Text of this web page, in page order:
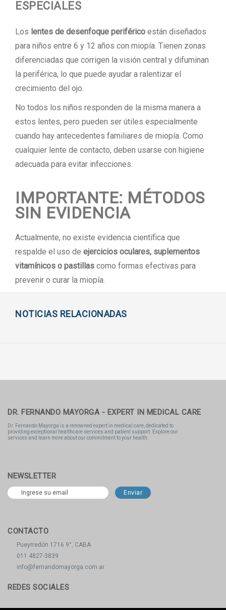
ESPECIALES
Los lentes de desenfoque periférico están diseñados
para niños entre 6 y 12 años con miopía. Tienen zonas
diferenciadas que corrigen la visión central y difuminan
la periférica, lo que puede ayudar a ralentizar el
crecimiento del ojo.
No todos los niños responden de la misma manera a
estos lentes, pero pueden ser útiles especialmente
cuando hay antecedentes familiares de miopía. Como
cualquier lente de contacto, deben usarse con higiene
adecuada para evitar infecciones.
IMPORTANTE: MÉTODOS
SIN EVIDENCIA
Actualmente, no existe evidencia científica que
respalde el uso de ejercicios oculares, suplementos
vitamínicos o pastillas como formas efectivas para
prevenir o curar la miopía.
NOTICIAS RELACIONADAS
DR. FERNANDO MAYORGA - EXPERT IN MEDICAL CARE
Dr. Fernando Mayorga is a renowned expert in medical care, dedicated to
providing exceptional healthcare services and patient support. Explore our
services and learn more about our commitment to your health.
NEWSLETTER
CONTACTO
Pueyrredón 1716 9°, CABA
011 4827-3839
info@fernandomayorga.com.ar
REDES SOCIALES